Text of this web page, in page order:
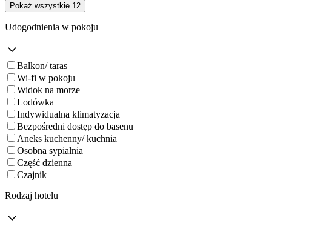
Pokaż wszystkie 12
Udogodnienia w pokoju
Balkon/ taras
Wi-fi w pokoju
Widok na morze
Lodówka
Indywidualna klimatyzacja
Bezpośredni dostęp do basenu
Aneks kuchenny/ kuchnia
Osobna sypialnia
Część dzienna
Czajnik
Rodzaj hotelu